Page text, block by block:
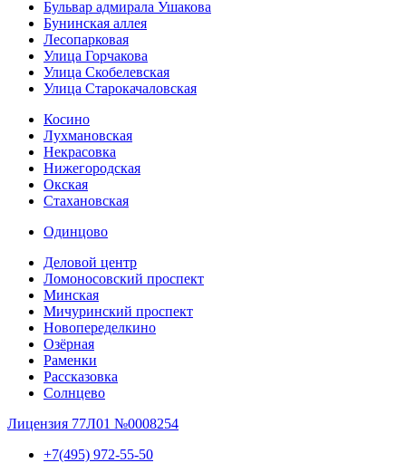
Бульвар адмирала Ушакова
Бунинская аллея
Лесопарковая
Улица Горчакова
Улица Скобелевская
Улица Старокача­ловская
Косино
Лухмановская
Некрасовка
Нижегородская
Окская
Стахановская
Одинцово
Деловой центр
Ломоносовский проспект
Минская
Мичуринский проспект
Новопере­делкино
Озёрная
Раменки
Рассказовка
Солнцево
Лицензия 77Л01 №0008254
+7(495) 972-55-50